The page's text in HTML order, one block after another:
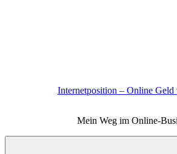
Internetposition – Online Geld
Mein Weg im Online-